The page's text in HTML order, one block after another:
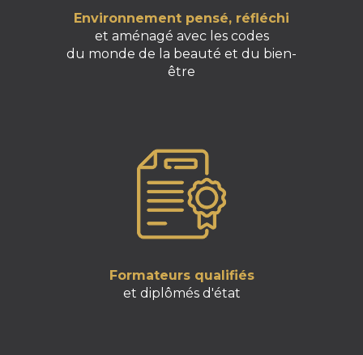
Environnement pensé, réfléchi
et aménagé avec les codes
du monde de la beauté et du bien-
être
Formateurs qualifiés
et diplômés d'état